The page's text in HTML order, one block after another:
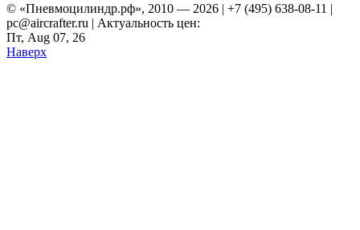
© «Пневмоцилиндр.рф», 2010 — 2026 | +7 (495) 638-08-11 |
pc@aircrafter.ru | Актуальность цен:
Пт, Aug 07, 26
Наверх